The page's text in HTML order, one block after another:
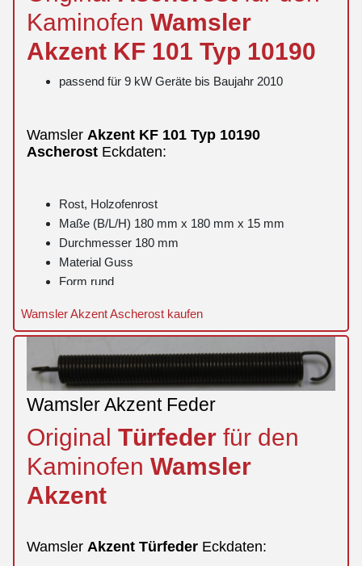
Kaminofen Wamsler
Akzent KF 101 Typ 10190
passend für 9 kW Geräte bis Baujahr 2010
Wamsler Akzent KF 101 Typ 10190
Ascherost Eckdaten:
Rost, Holzofenrost
Maße (B/L/H) 180 mm x 180 mm x 15 mm
Durchmesser 180 mm
Material Guss
Form rund
Wamsler Akzent Ascherost kaufen
Wamsler Akzent Feder
Original Türfeder für den
Kaminofen Wamsler
Akzent
Wamsler Akzent Türfeder Eckdaten: